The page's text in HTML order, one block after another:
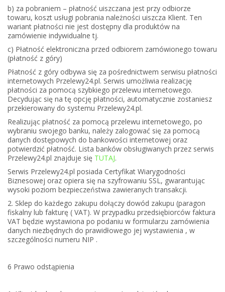
b) za pobraniem – płatność uiszczana jest przy odbiorze
towaru, koszt usługi pobrania należności uiszcza Klient. Ten
wariant płatności nie jest dostępny dla produktów na
zamówienie indywidualnetj.
c) Płatność elektroniczna przed odbiorem zamówionego towaru
(płatność z góry)
Płatność z góry odbywa się za pośrednictwem serwisu płatności
internetowych Przelewy24.pl. Serwis umożliwia realizację
płatności za pomocą szybkiego przelewu internetowego.
Decydując się na tę opcję płatności, automatycznie zostaniesz
przekierowany do systemu Przelewy24.pl.
Realizując płatność za pomocą przelewu internetowego, po
wybraniu swojego banku, należy zalogować się za pomocą
danych dostępowych do bankowości internetowej oraz
potwierdzić płatność. Lista banków obsługiwanych przez serwis
Przelewy24.pl znajduje się TUTAJ.
Serwis Przelewy24.pl posiada Certyfikat Wiarygodności
Biznesowej oraz opiera się na szyfrowaniu SSL, gwarantując
wysoki poziom bezpieczeństwa zawieranych transakcji.
2. Sklep do każdego zakupu dołączy dowód zakupu (paragon
fiskalny lub fakturę ( VAT). W przypadku przedsiębiorców faktura
VAT będzie wystawiona po podaniu w formularzu zamówienia
danych niezbędnych do prawidłowego jej wystawienia , w
szczególności numeru NIP .
6 Prawo odstąpienia